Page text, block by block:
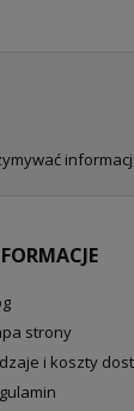
strony
i koszty